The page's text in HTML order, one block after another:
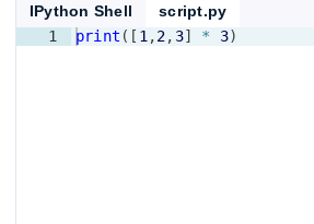
IPython Shell
script.py
1
print ([ 1 ,2, 3] * 3)